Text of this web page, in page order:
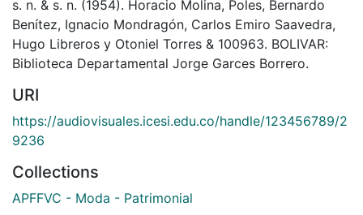
s. n. & s. n. (1954). Horacio Molina, Poles, Bernardo
Benítez, Ignacio Mondragón, Carlos Emiro Saavedra,
Hugo Libreros y Otoniel Torres & 100963. BOLIVAR:
Biblioteca Departamental Jorge Garces Borrero.
URI
https://audiovisuales.icesi.edu.co/handle/123456789/2
9236
Collections
APFFVC - Moda - Patrimonial